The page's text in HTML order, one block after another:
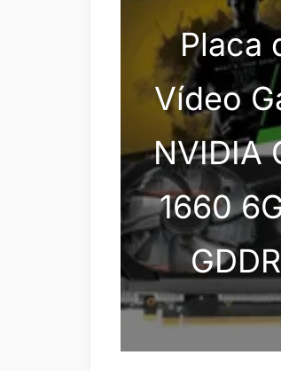
Placa
Vídeo
NVIDIA
1660